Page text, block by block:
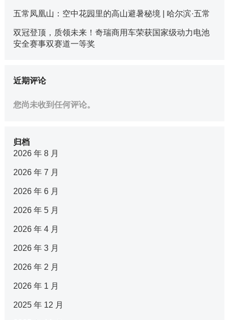
五常凤凰山：空中花园里的高山避暑秘境 | 哈尔滨·五常
双冠登顶，质领未来！奇瑞商用车荣获国家级动力电池
安全赛事双赛道一等奖
近期评论
您尚未收到任何评论。
归档
2026 年 8 月
2026 年 7 月
2026 年 6 月
2026 年 5 月
2026 年 4 月
2026 年 3 月
2026 年 2 月
2026 年 1 月
2025 年 12 月